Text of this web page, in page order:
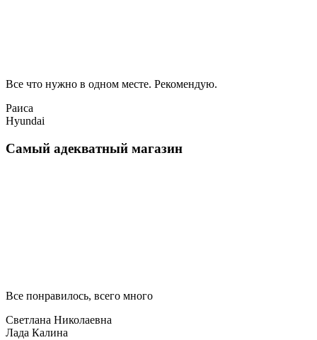
Все что нужно в одном месте. Рекомендую.
Раиса
Hyundai
Самый адекватный магазин
Все понравилось, всего много
Светлана Николаевна
Лада Калина